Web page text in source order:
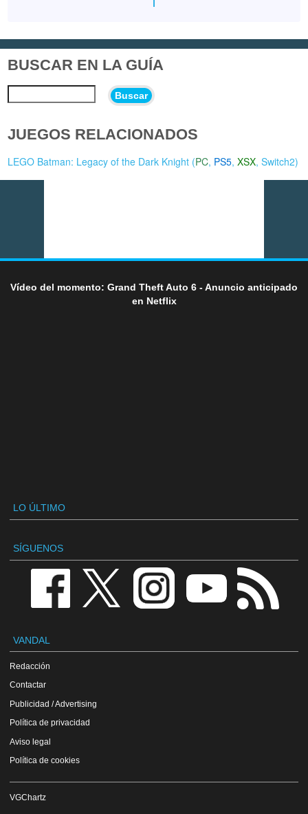
BUSCAR EN LA GUÍA
Buscar
JUEGOS RELACIONADOS
LEGO Batman: Legacy of the Dark Knight (PC, PS5,XSX,Switch2)
Vídeo del momento: Grand Theft Auto 6 - Anuncio anticipado
en Netflix
LO ÚLTIMO
SÍGUENOS
VANDAL
Redacción
Contactar
Publicidad / Advertising
Política de privacidad
Aviso legal
Política de cookies
VGChartz